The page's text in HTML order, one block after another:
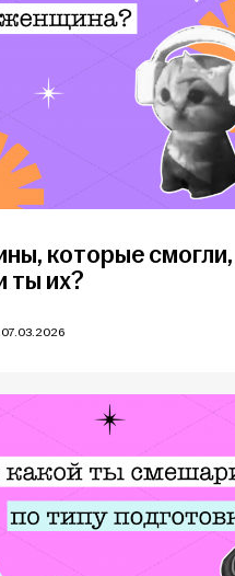
которые смогли,
ты их?
07.03.2026